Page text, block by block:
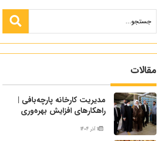
مقالات
مدیریت کارخانه پارچه‌بافی |
راهکارهای افزایش بهره‌وری
11 آذر 1404